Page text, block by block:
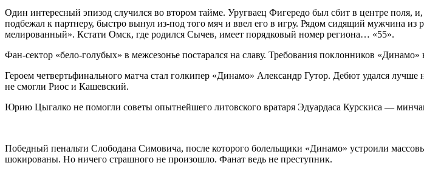
Один интересный эпизод случился во втором тайме. Уругваец Фигередо был сбит в центре поля,
подбежал к партнеру, быстро вынул из-под того мяч и ввел его в игру. Рядом сидящий мужчина
мелированный». Кстати Омск, где родился Сычев, имеет порядковый номер региона… «55».
Фан-сектор «бело-голубых» в межсезонье постарался на славу. Требования поклонников «Динамо»
Героем четвертьфинального матча стал голкипер «Динамо» Александр Гутор. Дебют удался
не смогли Риос и Кашевский.
Юрию Цыгалко не помогли советы опытнейшего литовского вратаря Эдуардаса Курскиса —
Победный пенальти Слободана Симовича, после которого болельщики «Динамо» устроили
шокированы. Но ничего страшного не произошло. Фанат ведь не преступник.